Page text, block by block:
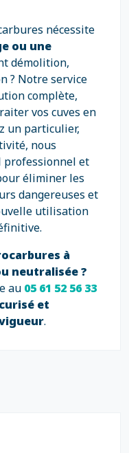
nécessite
ou une
démolition,
? Notre service
complète,
vos cuves en
un particulier,
nous
professionnel et
éliminer les
dangereuses et
utilisation
à
neutralisée ?
au 05 61 52 56 33
et
.